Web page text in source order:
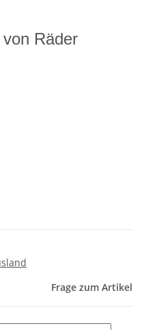
Räder
Frage zum Artikel